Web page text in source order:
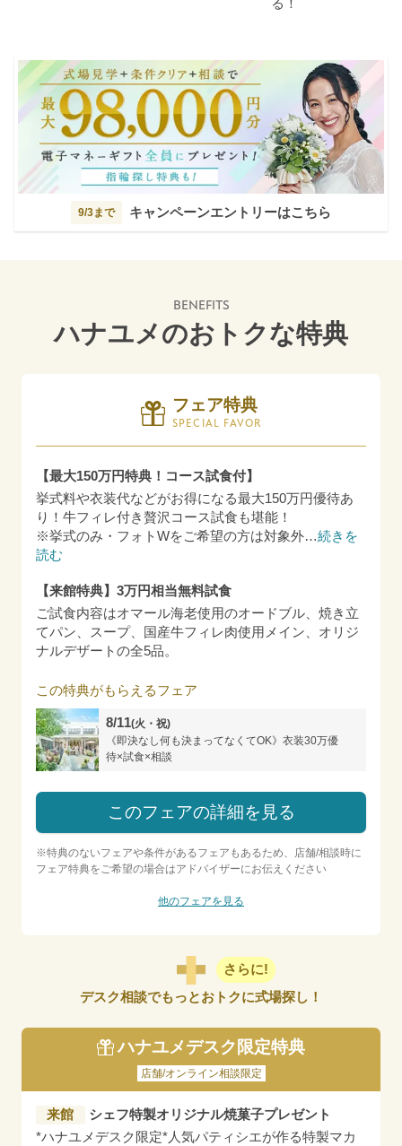
る！
9/3まで キャンペーンエントリーはこちら
BENEFITS
ハナユメのおトクな特典
フェア特典
SPECIAL FAVOR
【最大150万円特典！コース試食付】
挙式料や衣装代などがお得になる最大150万円優待あ
り！牛フィレ付き贅沢コース試食も堪能！
※挙式のみ・フォトWをご希望の方は対象外…続きを
読む
【来館特典】3万円相当無料試食
ご試食内容はオマール海老使用のオードブル、焼き立
てパン、スープ、国産牛フィレ肉使用メイン、オリジ
ナルデザートの全5品。
この特典がもらえるフェア
8/11(火・祝)
《即決なし何も決まってなくてOK》衣装30万優
待×試食×相談
このフェアの詳細を見る
※特典のないフェアや条件があるフェアもあるため、店舗/相談時に
フェア特典をご希望の場合はアドバイザーにお伝えください
他のフェアを見る
さらに!
デスク相談でもっとおトクに式場探し！
ハナユメデスク限定特典
店舗/オンライン相談限定
来館
シェフ特製オリジナル焼菓子プレゼント
*ハナユメデスク限定*人気パティシエが作る特製マカ